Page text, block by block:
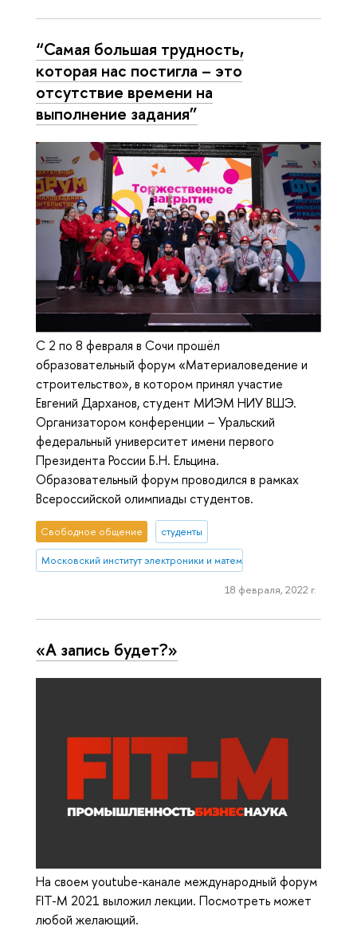
“Самая большая трудность,
которая нас постигла – это
отсутствие времени на
выполнение задания”
С 2 по 8 февраля в Сочи прошёл
образовательный форум «Материаловедение и
строительство», в котором принял участие
Евгений Дарханов, студент МИЭМ НИУ ВШЭ.
Организатором конференции – Уральский
федеральный университет имени первого
Президента России Б.Н. Ельцина.
Образовательный форум проводился в рамках
Всероссийской олимпиады студентов.
Свободное общение студенты
Московский институт электроники и математики им. А.Н. Тихонова
18 февраля, 2022 г.
«А запись будет?»
На своем youtube-канале международный форум
FIT-M 2021 выложил лекции. Посмотреть может
любой желающий.